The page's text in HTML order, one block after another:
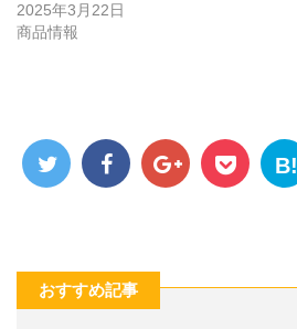
2025年3月22日
商品情報
B!
おすすめ記事